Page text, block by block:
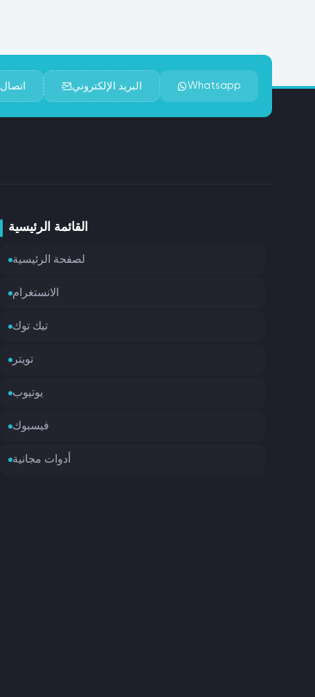
اتصال البريد الإلكتروني Whatsapp
القائمة الرئيسية
لصفحة الرئيسية
الانستغرام
تيك توك
تويتر
يوتيوب
فيسبوك
أدوات مجانية